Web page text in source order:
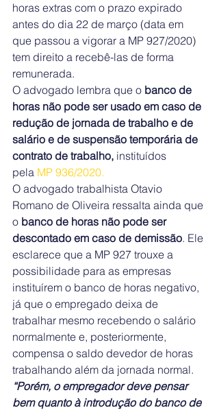
horas extras com o prazo expirado
antes do dia 22 de março (data em
que passou a vigorar a MP 927/2020)
tem direito a recebê-las de forma
remunerada.
O advogado lembra que o banco de
horas não pode ser usado em caso de
redução de jornada de trabalho e de
salário e de suspensão temporária de
contrato de trabalho, instituídos
pela MP 936/2020.
O advogado trabalhista Otavio
Romano de Oliveira ressalta ainda que
o banco de horas não pode ser
descontado em caso de demissão. Ele
esclarece que a MP 927 trouxe a
possibilidade para as empresas
instituírem o banco de horas negativo,
já que o empregado deixa de
trabalhar mesmo recebendo o salário
normalmente e, posteriormente,
compensa o saldo devedor de horas
trabalhando além da jornada normal.
“Porém, o empregador deve pensar
bem quanto à introdução do banco de